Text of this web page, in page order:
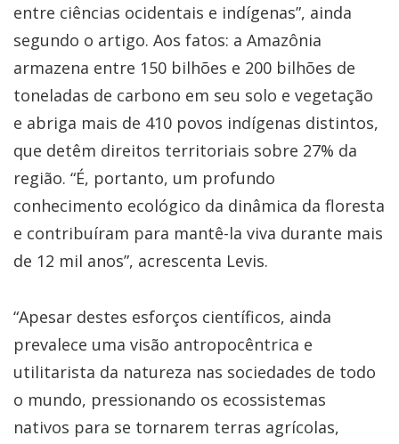
entre ciências ocidentais e indígenas”, ainda
segundo o artigo. Aos fatos: a Amazônia
armazena entre 150 bilhões e 200 bilhões de
toneladas de carbono em seu solo e vegetação
e abriga mais de 410 povos indígenas distintos,
que detêm direitos territoriais sobre 27% da
região. “É, portanto, um profundo
conhecimento ecológico da dinâmica da floresta
e contribuíram para mantê-la viva durante mais
de 12 mil anos”, acrescenta Levis.
“Apesar destes esforços científicos, ainda
prevalece uma visão antropocêntrica e
utilitarista da natureza nas sociedades de todo
o mundo, pressionando os ecossistemas
nativos para se tornarem terras agrícolas,